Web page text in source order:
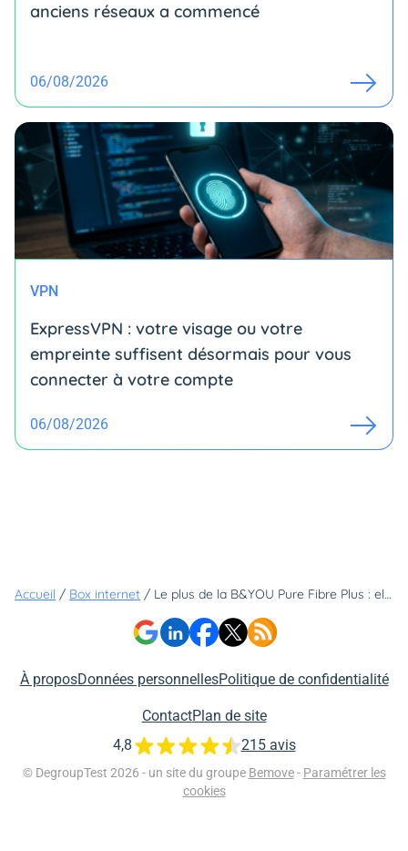
anciens réseaux a commencé
06/08/2026
VPN
ExpressVPN : votre visage ou votre
empreinte suffisent désormais pour vous
connecter à votre compte
06/08/2026
Accueil / Box internet / Le plus de la B&YOU Pure Fibre Plus : elle ajoute une fréquence Wi-Fi qui fait toute la différence
À proposDonnées personnellesPolitique de confidentialité
ContactPlan de site
© DegroupTest 2026 - un site du groupe Bemove - Paramétrer les
cookies
4,8 215 avis